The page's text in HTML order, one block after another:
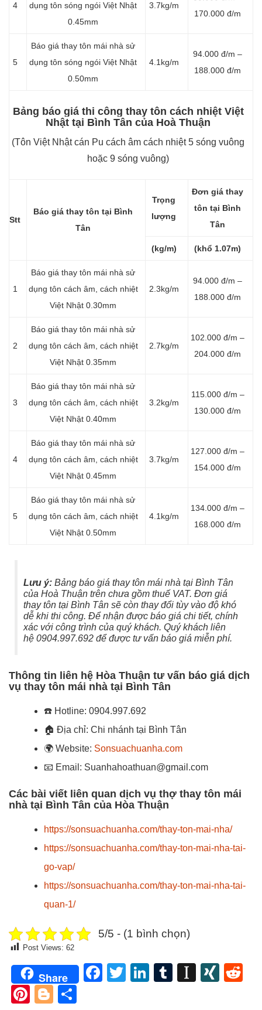
4
dụng tôn sóng ngói Việt Nhật
0.45mm
3.7kg/m
170.000 đ/m
5
Báo giá thay tôn mái nhà sử
dụng tôn sóng ngói Việt Nhật
0.50mm
4.1kg/m
94.000 đ/m –
188.000 đ/m
Bảng báo giá thi công thay tôn cách nhiệt Việt
Nhật tại Bình Tân của Hoà Thuận
(Tôn Việt Nhật cán Pu cách âm cách nhiệt 5 sóng vuông
hoặc 9 sóng vuông)
Stt
Báo giá thay tôn tại Bình
Tân
Trọng
lượng
Đơn giá thay
tôn tại Bình
Tân
(kg/m) (khổ 1.07m)
1
Báo giá thay tôn mái nhà sử
dụng tôn cách âm, cách nhiệt
Việt Nhật 0.30mm
2.3kg/m
94.000 đ/m –
188.000 đ/m
2
Báo giá thay tôn mái nhà sử
dụng tôn cách âm, cách nhiệt
Việt Nhật 0.35mm
2.7kg/m
102.000 đ/m –
204.000 đ/m
3
Báo giá thay tôn mái nhà sử
dụng tôn cách âm, cách nhiệt
Việt Nhật 0.40mm
3.2kg/m
115.000 đ/m –
130.000 đ/m
4
Báo giá thay tôn mái nhà sử
dụng tôn cách âm, cách nhiệt
Việt Nhật 0.45mm
3.7kg/m
127.000 đ/m –
154.000 đ/m
5
Báo giá thay tôn mái nhà sử
dụng tôn cách âm, cách nhiệt
Việt Nhật 0.50mm
4.1kg/m
134.000 đ/m –
168.000 đ/m
Lưu ý: Bảng báo giá thay tôn mái nhà tại Bình Tân
của Hoà Thuận trên chưa gồm thuế VAT. Đơn giá
thay tôn tại Bình Tân sẽ còn thay đổi tùy vào độ khó
dễ khi thi công. Để nhận được báo giá chi tiết, chính
xác với công trình của quý khách. Quý khách liên
hệ 0904.997.692 để được tư vấn báo giá miễn phí.
Thông tin liên hệ Hòa Thuận tư vấn báo giá dịch
vụ thay tôn mái nhà tại Bình Tân
☎️ Hotline: 0904.997.692
🏠 Địa chỉ: Chi nhánh tại Bình Tân
🌍 Website: Sonsuachuanha.com
📧 Email: Suanhahoathuan@gmail.com
Các bài viết liên quan dịch vụ thợ thay tôn mái
nhà tại Bình Tân của Hòa Thuận
https://sonsuachuanha.com/thay-ton-mai-nha/
https://sonsuachuanha.com/thay-ton-mai-nha-tai-
go-vap/
https://sonsuachuanha.com/thay-ton-mai-nha-tai-
quan-1/
5/5 - (1 bình chọn)
Post Views: 62
Share Facebook
TwitterLinkedIn
Tumblr
Pinterest
Blogger